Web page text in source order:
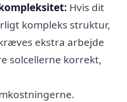
Hvis dit
kompleks struktur,
ekstra arbejde
solcellerne korrekt,